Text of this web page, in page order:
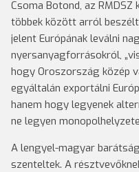
Csoma Botond, az
többek között arról
jelent Európának leválni
nyersanyagforrásokról,
hogy Oroszország közép
egyáltalán exportálni
hanem hogy legyenek
ne legyen
A lengyel-magyar
szenteltek. A